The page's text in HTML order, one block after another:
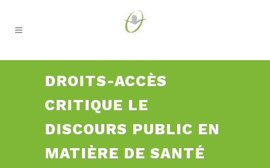
DROITS-ACCÈS
CRITIQUE LE
DISCOURS PUBLIC EN
MATIÈRE DE SANTÉ